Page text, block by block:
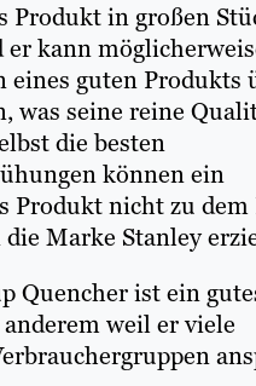
Produkt in großen
kann
eines guten Produkts
was seine reine
die besten
können ein
Produkt nicht zu dem
Marke Stanley
Quencher ist ein
weil er viele